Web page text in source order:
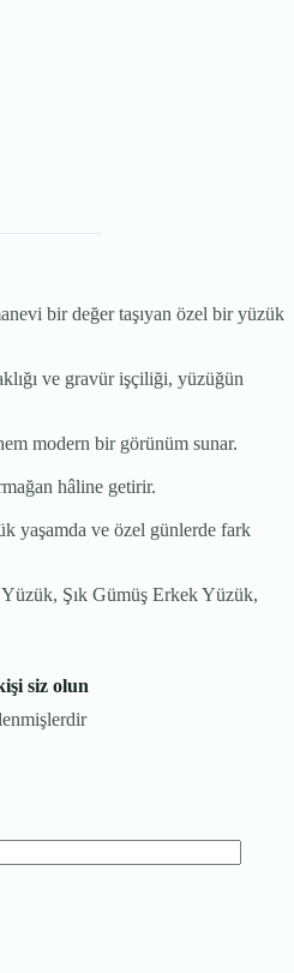
bir değer taşıyan özel bir yüzük
ve gravür işçiliği, yüzüğün
modern bir görünüm sunar.
hâline getirir.
yaşamda ve özel günlerde fark
Şık Gümüş Erkek Yüzük,
siz olun